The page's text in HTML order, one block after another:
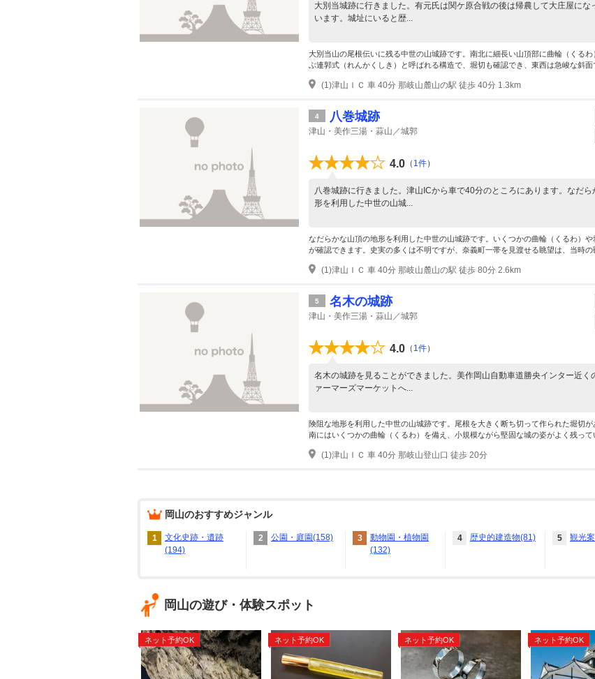
大別当城跡に行きました。有元氏は関ケ原合戦の後は帰農して大庄屋にな
います。城址にいると歴...
大別当山の尾根伝いに残る中世の山城跡です。南北に細長い山頂部に曲輪（くるわ
ぶ連郭式（れんかくしき）と呼ばれる構造で、堀切も確認でき、東西は急峻な斜面
(1)津山ＩＣ 車 40分 那岐山麓山の駅 徒歩 40分 1.3km
4 八巻城跡
津山・美作三湯・蒜山／城郭
4.0 （ 1件）
八巻城跡に行きました。津山ICから車で40分のところにあります。なだら
形を利用した中世の山城...
なだらかな山頂の地形を利用した中世の山城跡です。いくつかの曲輪（くるわ）
が確認できます。史実の多くは不明ですが、奈義町一帯を見渡せる眺望は、当時の
(1)津山ＩＣ 車 40分 那岐山麓山の駅 徒歩 80分 2.6km
5 名木の城跡
津山・美作三湯・蒜山／城郭
4.0 （ 1件）
名木の城跡を見ることができました。美作岡山自動車道勝央インター近く
ァーマーズマーケットへ...
険阻な地形を利用した中世の山城跡です。尾根を大きく断ち切って作られた堀切が
南にはいくつかの曲輪（くるわ）を備え、小規模ながら堅固な城の姿がよく残って
(1)津山ＩＣ 車 40分 那岐山登山口 徒歩 20分
岡山のおすすめジャンル
1
文化史跡・遺跡
(194)
2 公園・庭園(158) 3
動物園・植物園
(132)
4 歴史的建造物(81) 5 観光
岡山の遊び・体験スポット
ネット予約OK ネット予約OK ネット予約OK ネット予約OK